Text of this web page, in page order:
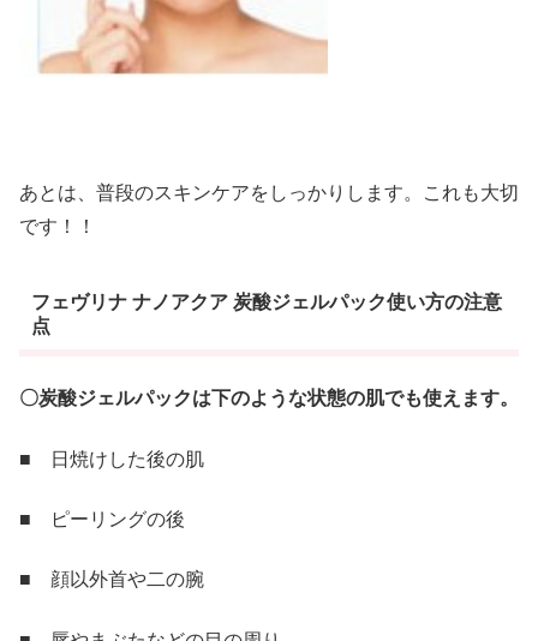
あとは、普段のスキンケアをしっかりします。これも大切
です！！
フェヴリナ ナノアクア 炭酸ジェルパック使い方の注意
点
〇炭酸ジェルパックは下のような状態の肌でも使えます。
■ 日焼けした後の肌
■ ピーリングの後
■ 顔以外首や二の腕